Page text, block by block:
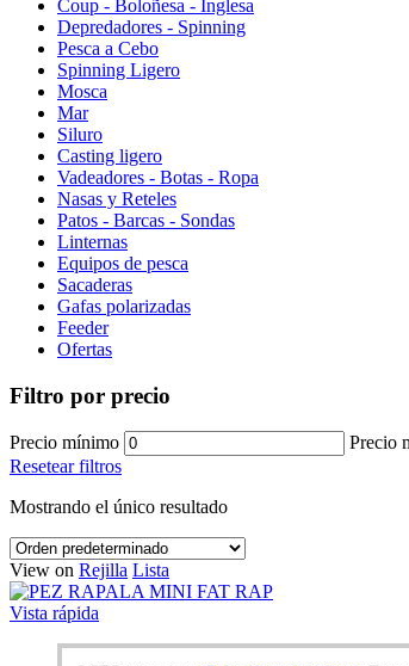
Coup - Boloñesa - Inglesa
Depredadores - Spinning
Pesca a Cebo
Spinning Ligero
Mosca
Mar
Siluro
Casting ligero
Vadeadores - Botas - Ropa
Nasas y Reteles
Patos - Barcas - Sondas
Linternas
Equipos de pesca
Sacaderas
Gafas polarizadas
Feeder
Ofertas
Filtro por precio
Precio mínimo Precio
Resetear filtros
Mostrando el único resultado
View on Rejilla Lista
Vista rápida